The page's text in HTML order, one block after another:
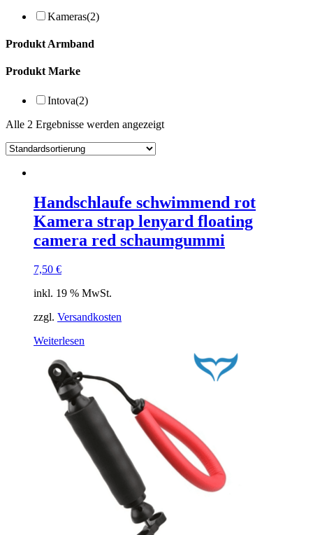
Kameras(2)
Produkt Armband
Produkt Marke
Intova(2)
Alle 2 Ergebnisse werden angezeigt
Handschlaufe schwimmend rot
Kamera strap lenyard floating
camera red schaumgummi
7,50 €
inkl. 19 % MwSt.
zzgl. Versandkosten
Weiterlesen